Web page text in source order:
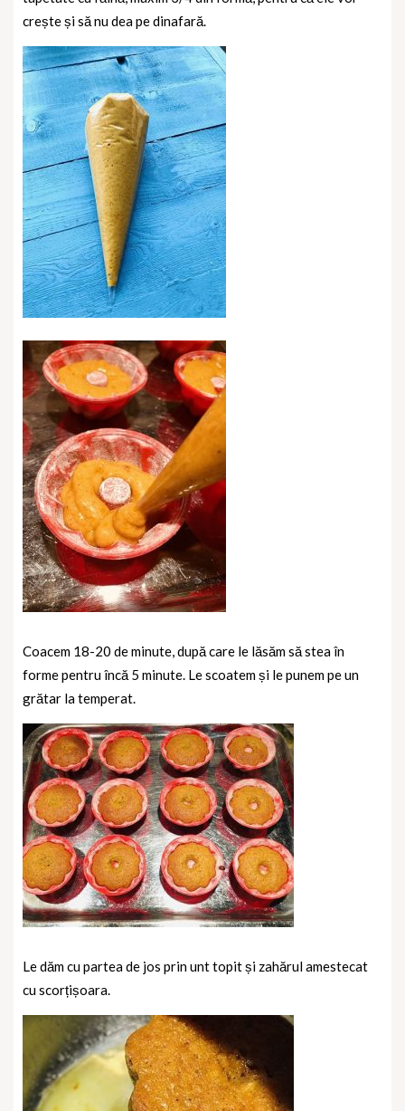
crește și să nu dea pe dinafară.
Coacem 18-20 de minute, după care le lăsăm să stea în
forme pentru încă 5 minute. Le scoatem și le punem pe un
grătar la temperat.
Le dăm cu partea de jos prin unt topit și zahărul amestecat
cu scorțișoara.